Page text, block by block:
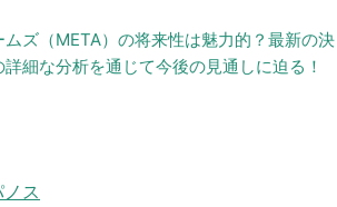
ズ（META）の将来性は魅力的？最新の決
細な分析を通じて今後の見通しに迫る！
ス